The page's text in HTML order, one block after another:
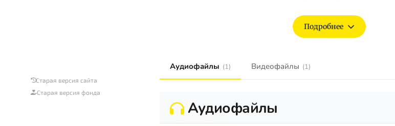
Старая версия сайта
Старая версия фонда
Подробнее
Аудиофайлы (1) Видеофайлы (1)
Аудиофайлы